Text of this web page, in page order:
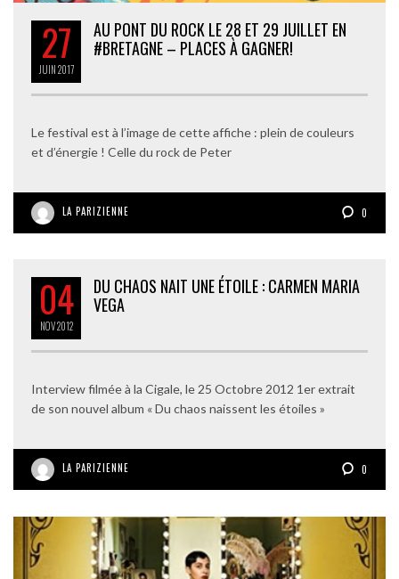
27
JUIN2017
AU PONT DU ROCK LE 28 ET 29 JUILLET EN
#BRETAGNE – PLACES À GAGNER!
Le festival est à l’image de cette affiche : plein de couleurs
et d’énergie ! Celle du rock de Peter
LA PARIZIENNE 0
04
NOV2012
DU CHAOS NAIT UNE ÉTOILE : CARMEN MARIA
VEGA
Interview filmée à la Cigale, le 25 Octobre 2012 1er extrait
de son nouvel album « Du chaos naissent les étoiles »
LA PARIZIENNE 0